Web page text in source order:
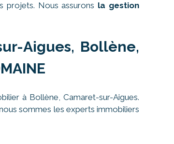
projets. Nous assurons la gestion
Aigues, Bollène,
à Bollène, Camaret-sur-Aigues.
sommes les experts immobiliers